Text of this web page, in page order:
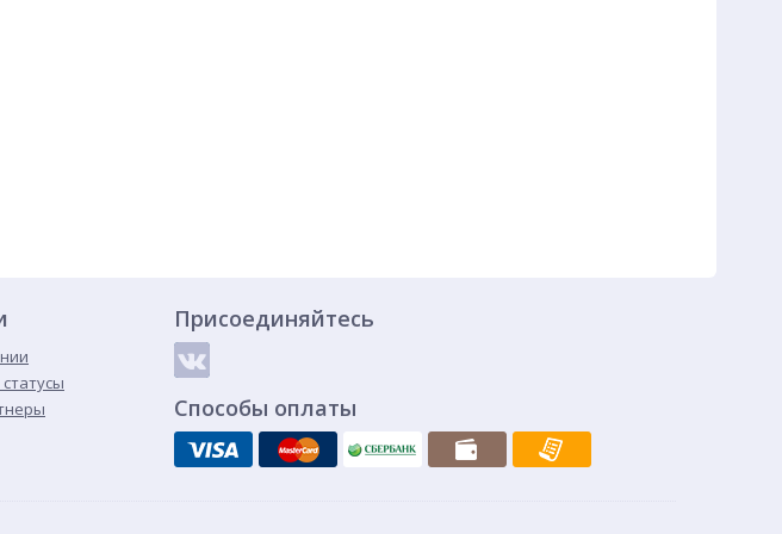
Присоединяйтесь
Способы оплаты